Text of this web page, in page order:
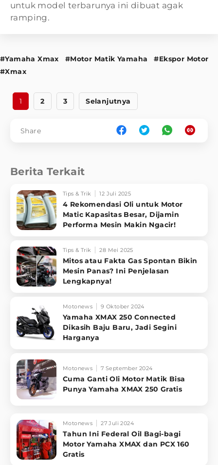
untuk model terbarunya ini dibuat agak
ramping.
#Yamaha Xmax #Motor Matik Yamaha
#Ekspor Motor
#Xmax
1 2 3 Selanjutnya
Share
Berita Terkait
Tips & Trik 12 Juli 2025
4 Rekomendasi Oli untuk Motor
Matic Kapasitas Besar, Dijamin
Performa Mesin Makin Ngacir!
Tips & Trik 28 Mei 2025
Mitos atau Fakta Gas Spontan Bikin
Mesin Panas? Ini Penjelasan
Lengkapnya!
Motonews 9 Oktober 2024
Yamaha XMAX 250 Connected
Dikasih Baju Baru, Jadi Segini
Harganya
Motonews 7 September 2024
Cuma Ganti Oli Motor Matik Bisa
Punya Yamaha XMAX 250 Gratis
Motonews 27 Juli 2024
Tahun Ini Federal Oil Bagi-bagi
Motor Yamaha XMAX dan PCX 160
Gratis